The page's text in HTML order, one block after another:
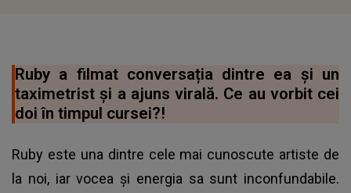
Ruby a filmat conversația dintre ea și un
taximetrist și a ajuns virală. Ce au vorbit cei
doi în timpul cursei?!
Ruby este una dintre cele mai cunoscute artiste de
la noi, iar vocea și energia sa sunt inconfundabile.